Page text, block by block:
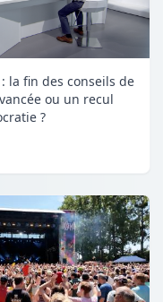
la fin des conseils de
ou un recul
?